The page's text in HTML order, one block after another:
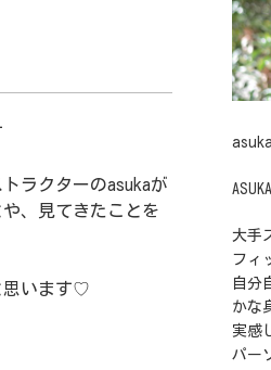
ラクターのasukaが
、見てきたことを
思います♡
asuka
大手
フィ
自分
かな
実感
パー